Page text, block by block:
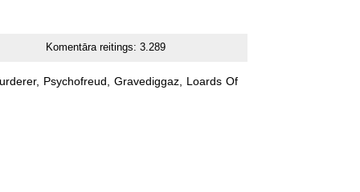
Komentāra reitings:3.289
Psychofreud, Gravediggaz, Loards Of